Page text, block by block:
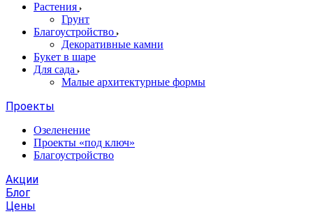
Растения
Грунт
Благоустройство
Декоративные камни
Букет в шаре
Для сада
Малые архитектурные формы
Проекты
Озеленение
Проекты «под ключ»
Благоустройство
Акции
Блог
Цены